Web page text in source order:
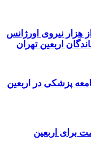
هزار نیروی اورژانس
اربعین تهران
پزشکی در اربعین
برای اربعین